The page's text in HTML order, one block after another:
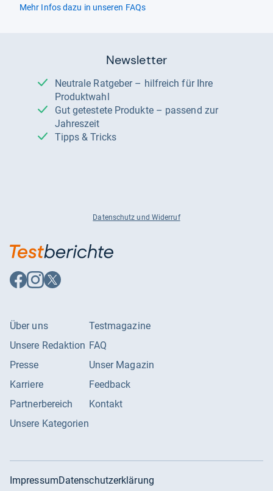
Mehr Infos dazu in unseren FAQs
Newsletter
Neutrale Ratgeber – hilfreich für Ihre
Produktwahl
Gut getestete Produkte – passend zur
Jahreszeit
Tipps & Tricks
Datenschutz und Widerruf
Auf
Facebook
Auf
Instagram
Auf
X
Über uns
Unsere Redaktion
Presse
Karriere
Partnerbereich
Unsere Kategorien
Testmagazine
FAQ
Unser Magazin
Feedback
Kontakt
ImpressumDatenschutzerklärung